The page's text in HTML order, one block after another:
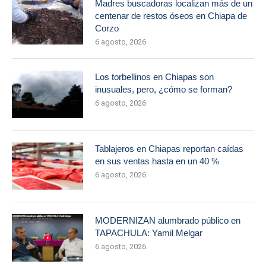
Madres buscadoras localizan más de un
centenar de restos óseos en Chiapa de
Corzo
6 agosto, 2026
Los torbellinos en Chiapas son
inusuales, pero, ¿cómo se forman?
6 agosto, 2026
Tablajeros en Chiapas reportan caídas
en sus ventas hasta en un 40 %
6 agosto, 2026
MODERNIZAN alumbrado público en
TAPACHULA: Yamil Melgar
6 agosto, 2026